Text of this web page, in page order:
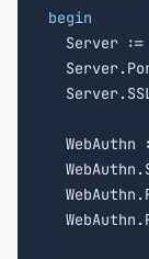
begin
Server :=
WebAuthn